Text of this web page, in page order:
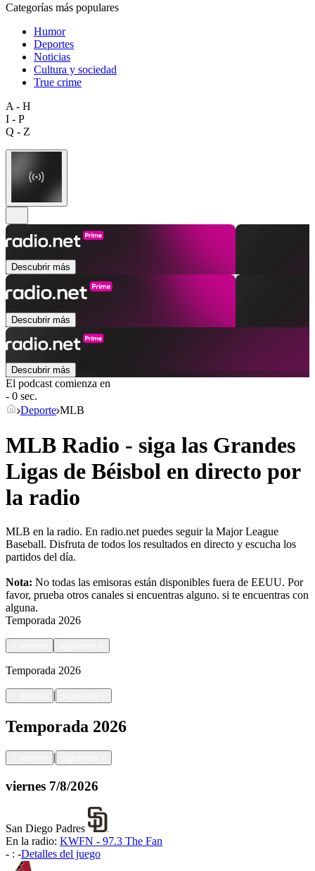
Categorías más populares
Humor
Deportes
Noticias
Cultura y sociedad
True crime
A - H
I - P
Q - Z
Descubrir más
Descubrir más
Descubrir más
El podcast comienza en
- 0 sec.
Deporte MLB
MLB Radio - siga las Grandes
Ligas de Béisbol en directo por
la radio
MLB en la radio. En radio.net puedes seguir la Major League
Baseball. Disfruta de todos los resultados en directo y escucha los
partidos del día.
Nota: No todas las emisoras están disponibles fuera de EEUU. Por
favor, prueba otros canales si encuentras alguno. si te encuentras con
alguna.
Temporada 2026
Temporada 2026
|
Temporada 2026
|
viernes 7/8/2026
San Diego Padres
En la radio: KWFN - 97.3 The Fan
- : -Detalles del juego